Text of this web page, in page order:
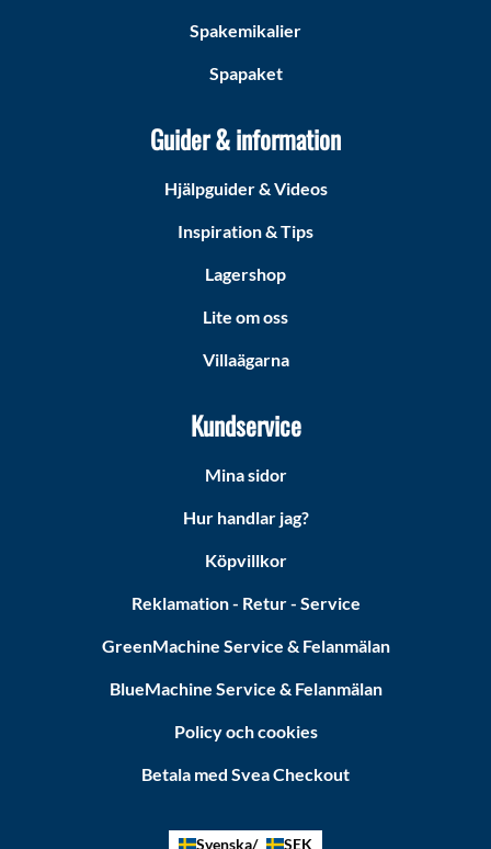
Spakemikalier
Spapaket
Guider & information
Hjälpguider & Videos
Inspiration & Tips
Lagershop
Lite om oss
Villaägarna
Kundservice
Mina sidor
Hur handlar jag?
Köpvillkor
Reklamation - Retur - Service
GreenMachine Service & Felanmälan
BlueMachine Service & Felanmälan
Policy och cookies
Betala med Svea Checkout
Svenska SEK